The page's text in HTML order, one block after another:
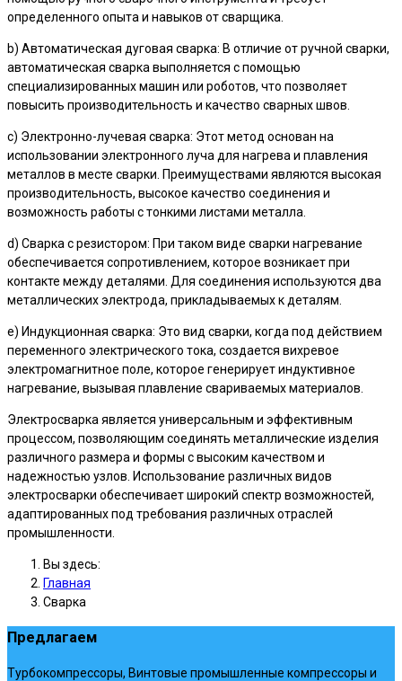
определенного опыта и навыков от сварщика.
b) Автоматическая дуговая сварка: В отличие от ручной сварки,
автоматическая сварка выполняется с помощью
специализированных машин или роботов, что позволяет
повысить производительность и качество сварных швов.
c) Электронно-лучевая сварка: Этот метод основан на
использовании электронного луча для нагрева и плавления
металлов в месте сварки. Преимуществами являются высокая
производительность, высокое качество соединения и
возможность работы с тонкими листами металла.
d) Сварка с резистором: При таком виде сварки нагревание
обеспечивается сопротивлением, которое возникает при
контакте между деталями. Для соединения используются два
металлических электрода, прикладываемых к деталям.
e) Индукционная сварка: Это вид сварки, когда под действием
переменного электрического тока, создается вихревое
электромагнитное поле, которое генерирует индуктивное
нагревание, вызывая плавление свариваемых материалов.
Электросварка является универсальным и эффективным
процессом, позволяющим соединять металлические изделия
различного размера и формы с высоким качеством и
надежностью узлов. Использование различных видов
электросварки обеспечивает широкий спектр возможностей,
адаптированных под требования различных отраслей
промышленности.
Вы здесь:
Главная
Сварка
Предлагаем
Турбокомпрессоры, Винтовые промышленные компрессоры и